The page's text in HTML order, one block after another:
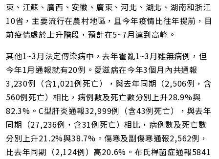
東、江蘇、廣西、安徽、廣東、河北、湖北、湖南和浙江
10省，主要流行在農村地區，且今年疫情比往年提前，目
前疫情處於上升階段，預計在5~7月達到高峰。
其他1~3月法定傳染病中，去年霍亂1~3月雖無病例，但
今年1月通報就有20例。愛滋病在今年3個月內共通報
3,230例（含1,021例死亡），與去年同期（2,506例，含
560例死亡）相比，病例數及死亡數分別上升28.9%與
82.3%。C型肝炎通報32,999例（含43例死亡），與去年
同期（27,236例，含31例死亡）相比，病例數及死亡數
分別上升21.2%與38.7%。傷寒及副傷寒通報2,562例，
比去年同期（2,124例）高20.6%。布氏桿菌症通報5841